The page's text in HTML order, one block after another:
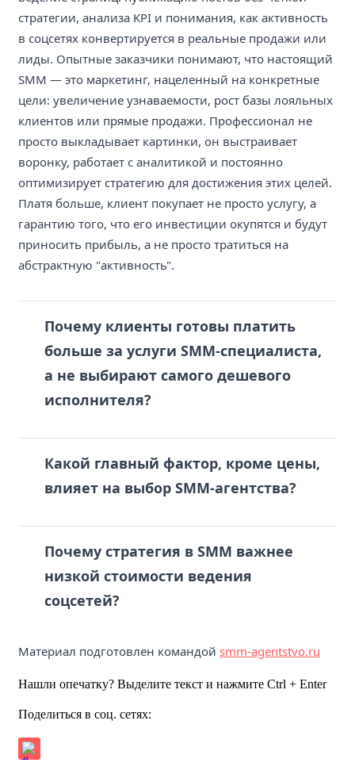
стратегии, анализа KPI и понимания, как активность
в соцсетях конвертируется в реальные продажи или
лиды. Опытные заказчики понимают, что настоящий
SMM — это маркетинг, нацеленный на конкретные
цели: увеличение узнаваемости, рост базы лояльных
клиентов или прямые продажи. Профессионал не
просто выкладывает картинки, он выстраивает
воронку, работает с аналитикой и постоянно
оптимизирует стратегию для достижения этих целей.
Платя больше, клиент покупает не просто услугу, а
гарантию того, что его инвестиции окупятся и будут
приносить прибыль, а не просто тратиться на
абстрактную "активность".
Почему клиенты готовы платить
больше за услуги SMM-специалиста,
а не выбирают самого дешевого
исполнителя?
Какой главный фактор, кроме цены,
влияет на выбор SMM-агентства?
Почему стратегия в SMM важнее
низкой стоимости ведения
соцсетей?
Материал подготовлен командой smm-agentstvo.ru
Нашли опечатку? Выделите текст и нажмите Ctrl + Enter
Поделиться в соц. сетях: